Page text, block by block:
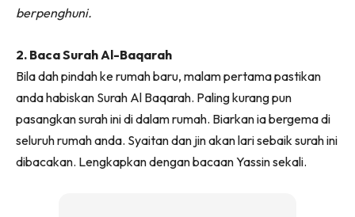
berpenghuni.
2. Baca Surah Al-Baqarah
Bila dah pindah ke rumah baru, malam pertama pastikan
anda habiskan Surah Al Baqarah. Paling kurang pun
pasangkan surah ini di dalam rumah. Biarkan ia bergema di
seluruh rumah anda. Syaitan dan jin akan lari sebaik surah ini
dibacakan. Lengkapkan dengan bacaan Yassin sekali.